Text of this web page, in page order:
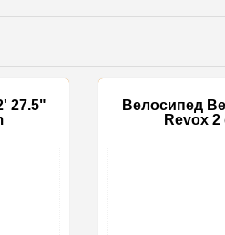
27.5"
Велосипед
Revox 2